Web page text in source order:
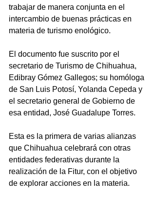
trabajar de manera conjunta en el
intercambio de buenas prácticas en
materia de turismo enológico.
El documento fue suscrito por el
secretario de Turismo de Chihuahua,
Edibray Gómez Gallegos; su homóloga
de San Luis Potosí, Yolanda Cepeda y
el secretario general de Gobierno de
esa entidad, José Guadalupe Torres.
Esta es la primera de varias alianzas
que Chihuahua celebrará con otras
entidades federativas durante la
realización de la Fitur, con el objetivo
de explorar acciones en la materia.